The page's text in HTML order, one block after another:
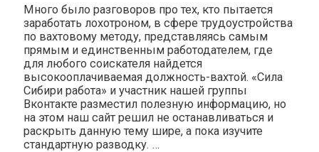
Много было разговоров про тех, кто пытается
заработать лохотроном, в сфере трудоустройства
по вахтовому методу, представляясь самым
прямым и единственным работодателем, где
для любого соискателя найдется
высокооплачиваемая должность-вахтой. «Сила
Сибири работа» и участник нашей группы
Вконтакте разместил полезную информацию, но
на этом наш сайт решил не останавливаться и
раскрыть данную тему шире, а пока изучите
стандартную разводку. …